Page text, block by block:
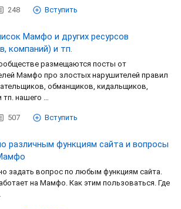
248 Вступить
Мамфо и других ресурсов
компаний) и тп.
размещаются посты от
Мамфо про злостых нарушителей правил
обманщиков, кидальщиков,
тп. нашего …
507 Вступить
различным функциям сайта и вопросы
задать вопрос по любым функциям сайта.
на Мамфо. Как этим пользоваться. Где